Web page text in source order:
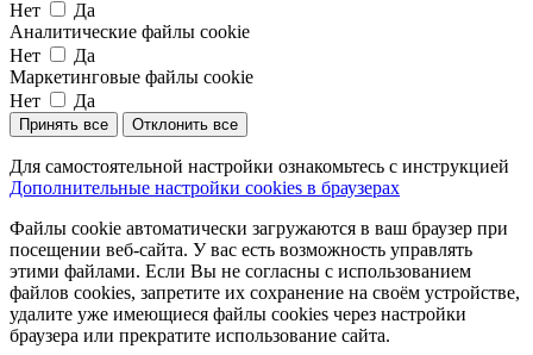
Нет
Да
Аналитические файлы cookie
Нет
Да
Маркетинговые файлы cookie
Нет
Да
Принять все Отклонить все
Для самостоятельной настройки ознакомьтесь с инструкцией
Дополнительные настройки cookies в браузерах
Файлы cookie автоматически загружаются в ваш браузер при
посещении веб-сайта. У вас есть возможность управлять
этими файлами. Если Вы не согласны с использованием
файлов cookies, запретите их сохранение на своём устройстве,
удалите уже имеющиеся файлы cookies через настройки
браузера или прекратите использование сайта.